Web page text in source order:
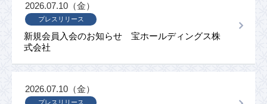
新規会員入会のお知らせ 宝ホールディングス株
式会社
プレスリリース
2026.07.10（金）
プレスリリース
2026.07.10（金）